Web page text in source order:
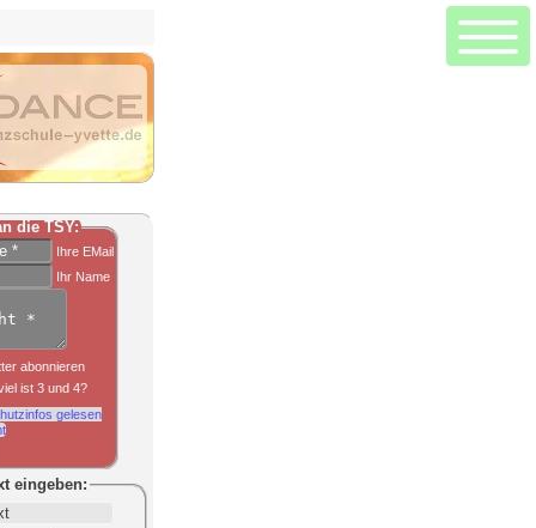
Neue Tanzkurse beginnen in der Tanzschule Yvette in der Ortenau
die TSY:
Ihre EMail
Ihr Name
abonnieren
ist 3 und 4?
gelesen
eingeben: